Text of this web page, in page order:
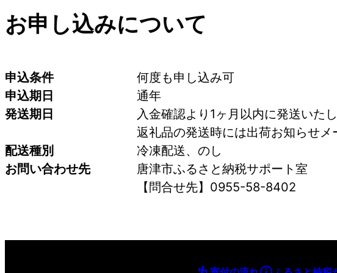
お申し込みについて
申込条件
何度も申し込み可
申込期日
通年
発送期日
入金確認より1ヶ月以内に発送いたし
返礼品の発送時には出荷お知らせメ
配送種別
冷凍配送、のし
お問い合わせ先
唐津市ふるさと納税サポート室
【問合せ先】0955-58-8402